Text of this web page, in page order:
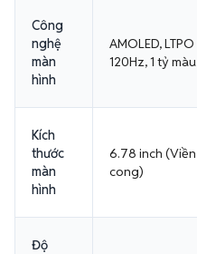
Công
nghệ
màn
hình
AMOLED, LTPO
120Hz, 1 tỷ màu
Kích
thước
màn
hình
6.78 inch (Viền
cong)
Độ